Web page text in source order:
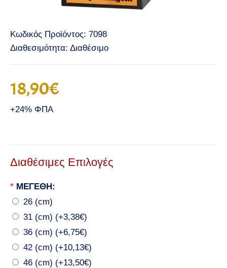
Κωδικός Προϊόντος: 7098
Διαθεσιμότητα: Διαθέσιμο
18,90€
+24% ΦΠΑ
Διαθέσιμες Επιλογές
* ΜΕΓΕΘΗ:
26 (cm)
31 (cm) (+3,38€)
36 (cm) (+6,75€)
42 (cm) (+10,13€)
46 (cm) (+13,50€)